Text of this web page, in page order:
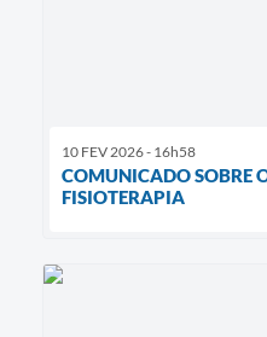
10 FEV 2026 - 16h58
COMUNICADO SOBRE
FISIOTERAPIA